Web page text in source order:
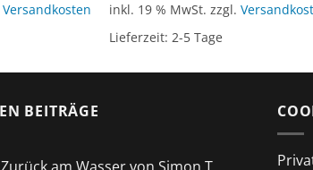
Versandkosten
inkl. 19 % MwSt. zzgl.
Lieferzeit:2-5 Tage
BEITRÄGE
Zurück am Wasser von Simon T.